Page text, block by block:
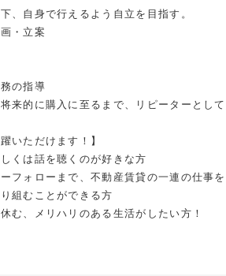
、自身で行えるよう自立を目指す。
・立案
の指導
来的に購入に至るまで、リピーターとし
いただけます！】
くは話を聴くのが好きな方
フォローまで、不動産賃貸の一連の仕事
組むことができる方
む、メリハリのある生活がしたい方！